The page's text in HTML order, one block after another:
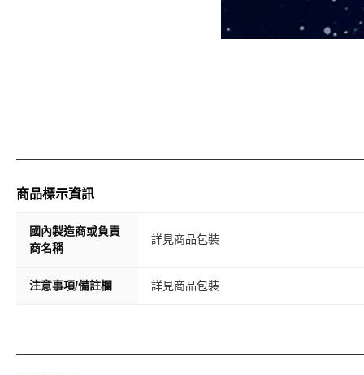
商品標示資訊
國內製造商或負責
商名稱
詳見商品包裝
注意事項/備註欄 詳見商品包裝